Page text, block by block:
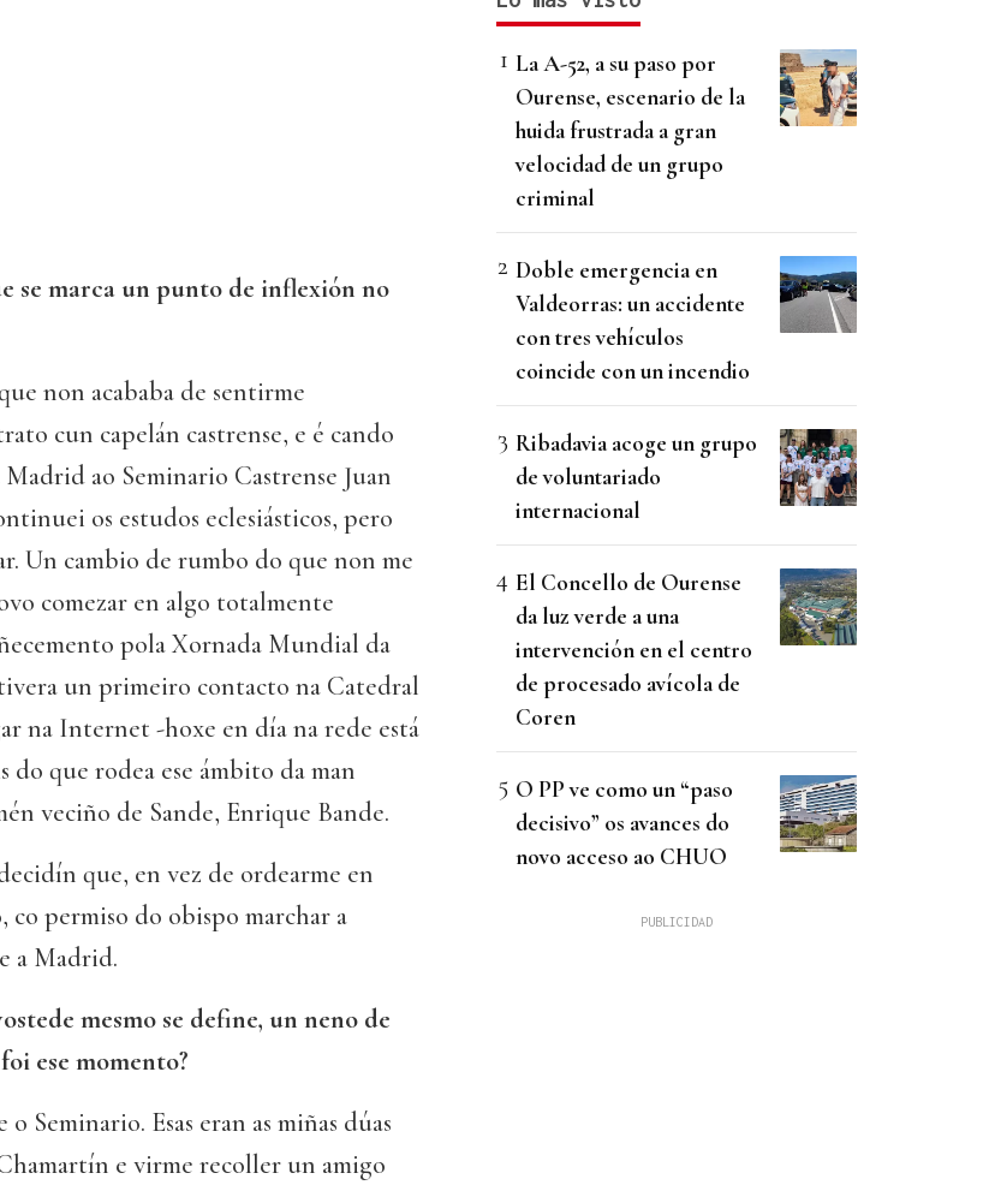
se marca un punto de inflexión no
non acababa de sentirme
cun capelán castrense, e é cando
ao Seminario Castrense Juan
os estudos eclesiásticos, pero
Un cambio de rumbo do que non me
comezar en algo totalmente
pola Xornada Mundial da
un primeiro contacto na Catedral
na Internet -hoxe en día na rede está
do que rodea ese ámbito da man
veciño de Sande, Enrique Bande.
que, en vez de ordearme en
co permiso do obispo marchar a
a Madrid.
mesmo se define, un neno de
ese momento?
Seminario. Esas eran as miñas dúas
e virme recoller un amigo
La A-52, a su paso por
Ourense, escenario de la
huida frustrada a gran
velocidad de un grupo
criminal
Doble emergencia en
Valdeorras: un accidente
con tres vehículos
coincide con un incendio
Ribadavia acoge un grupo
de voluntariado
internacional
El Concello de Ourense
da luz verde a una
intervención en el centro
de procesado avícola de
Coren
O PP ve como un “paso
decisivo” os avances do
novo acceso ao CHUO